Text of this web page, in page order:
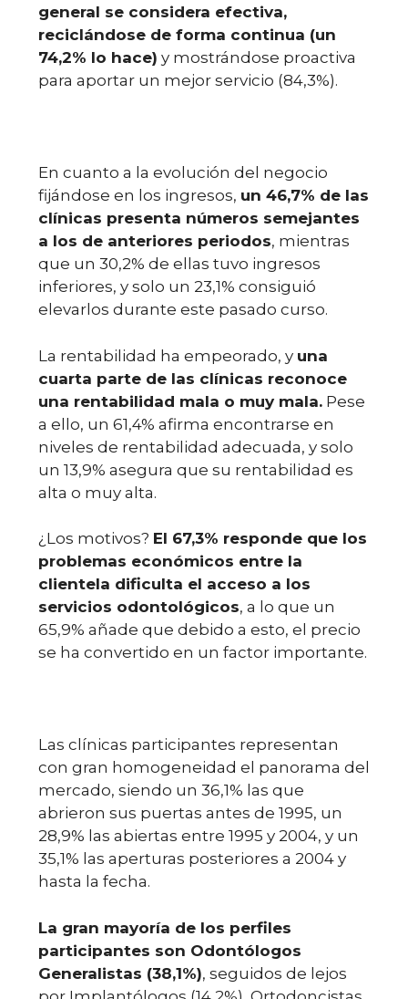
general se considera efectiva,
reciclándose de forma continua (un
74,2% lo hace) y mostrándose proactiva
para aportar un mejor servicio (84,3%).
En cuanto a la evolución del negocio
fijándose en los ingresos, un 46,7% de las
clínicas presenta números semejantes
a los de anteriores periodos, mientras
que un 30,2% de ellas tuvo ingresos
inferiores, y solo un 23,1% consiguió
elevarlos durante este pasado curso.
La rentabilidad ha empeorado, y una
cuarta parte de las clínicas reconoce
una rentabilidad mala o muy mala. Pese
a ello, un 61,4% afirma encontrarse en
niveles de rentabilidad adecuada, y solo
un 13,9% asegura que su rentabilidad es
alta o muy alta.
¿Los motivos? El 67,3% responde que los
problemas económicos entre la
clientela dificulta el acceso a los
servicios odontológicos, a lo que un
65,9% añade que debido a esto, el precio
se ha convertido en un factor importante.
Las clínicas participantes representan
con gran homogeneidad el panorama del
mercado, siendo un 36,1% las que
abrieron sus puertas antes de 1995, un
28,9% las abiertas entre 1995 y 2004, y un
35,1% las aperturas posteriores a 2004 y
hasta la fecha.
La gran mayoría de los perfiles
participantes son Odontólogos
Generalistas (38,1%), seguidos de lejos